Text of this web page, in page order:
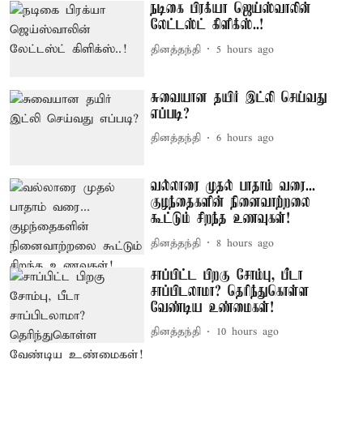
நடிகை பிரக்யா ஜெய்ஸ்வாலின்
லேட்டஸ்ட் கிளிக்ஸ்..!
தினத்தந்தி 5 hours ago
சுவையான தயிர் இட்லி செய்வது
எப்படி?
தினத்தந்தி 6 hours ago
வல்லாரை முதல் பாதாம் வரை...
குழந்தைகளின் நினைவாற்றலை
கூட்டும் சிறந்த உணவுகள்!
தினத்தந்தி 8 hours ago
சாப்பிட்ட பிறகு சோம்பு, பீடா
சாப்பிடலாமா? தெரிந்துகொள்ள
வேண்டிய உண்மைகள்!
தினத்தந்தி 10 hours ago